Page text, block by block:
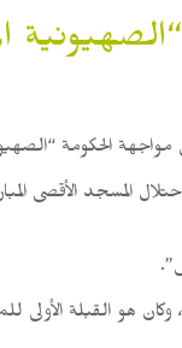
الحكومة
احتلال المسجد
هو القبلة الأولى